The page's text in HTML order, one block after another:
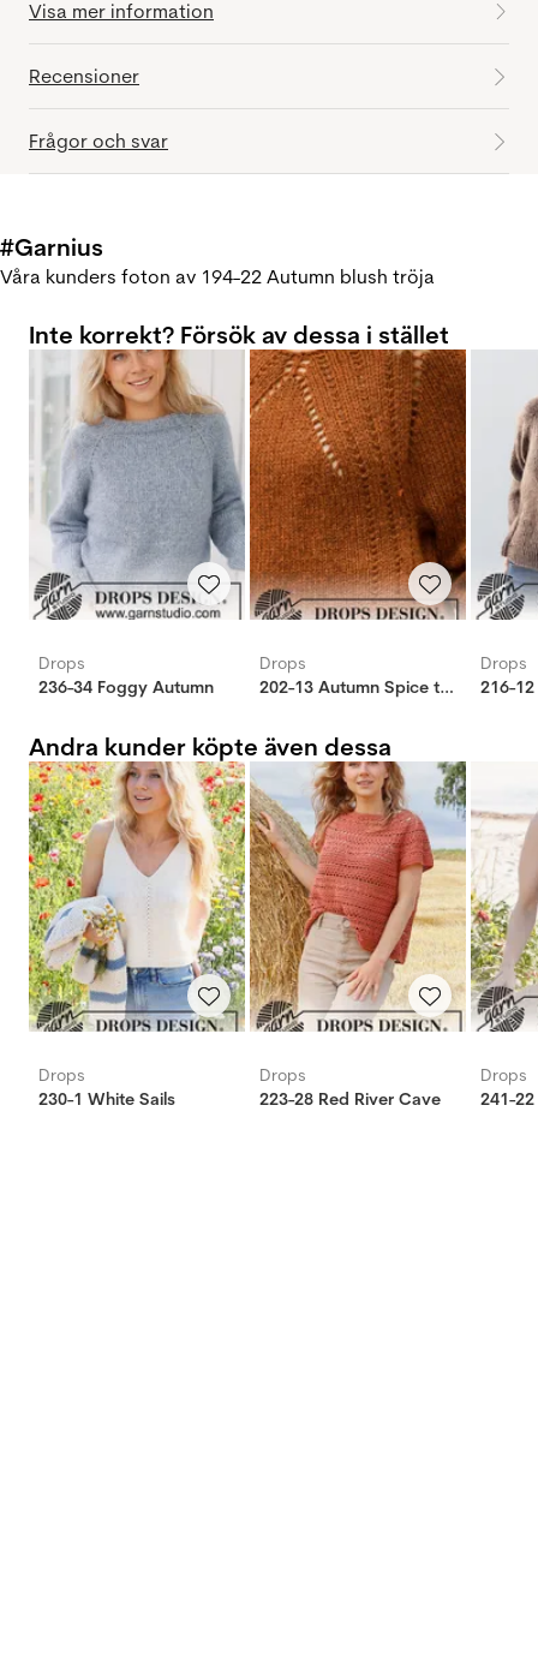
Visa mer information
Recensioner
Frågor och svar
#Garnius
Våra kunders foton av 194-22 Autumn blush tröja
Inte korrekt? Försök av dessa i stället
Drops
236-34 Foggy Autumn
Drops
202-13 Autumn Spice tröja
Drops
Andra kunder köpte även dessa
Drops
230-1 White Sails
Drops
223-28 Red River Cave
Drops